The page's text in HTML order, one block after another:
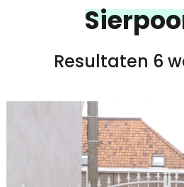
Resultaten 6